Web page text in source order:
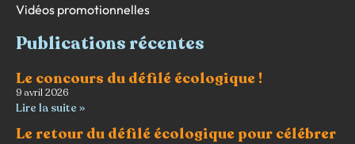
Vidéos promotionnelles
Publications récentes
Le concours du défilé écologique !
9 avril 2026
Lire la suite »
Le retour du défilé écologique pour célébrer